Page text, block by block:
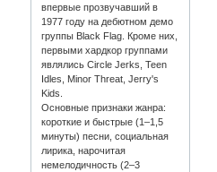
впервые прозвучавший в
1977 году на дебютном демо
группы Black Flag. Кроме них,
первыми хардкор группами
являлись Circle Jerks, Teen
Idles, Minor Threat, Jerry's
Kids.
Основные признаки жанра:
короткие и быстрые (1–1,5
минуты) песни, социальная
лирика, нарочитая
немелодичность (2–3